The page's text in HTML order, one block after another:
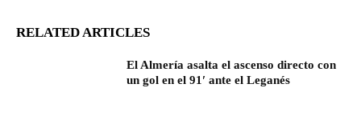
RELATED ARTICLES
El Almería asalta el ascenso directo con
un gol en el 91′ ante el Leganés